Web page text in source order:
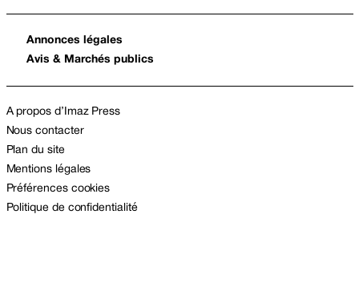
Annonces légales
Avis & Marchés publics
A propos d’Imaz Press
Nous contacter
Plan du site
Mentions légales
Préférences cookies
Politique de confidentialité